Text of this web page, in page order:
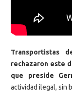
Transportistas
rechazaron este
que preside
actividad ilegal, sin